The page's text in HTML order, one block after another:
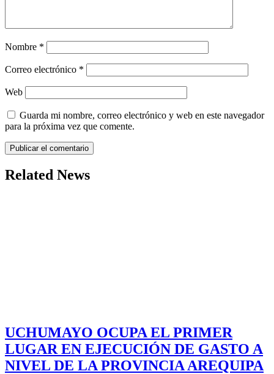
Nombre *
Correo electrónico *
Web
Guarda mi nombre, correo electrónico y web en este navegador
para la próxima vez que comente.
Related News
UCHUMAYO OCUPA EL PRIMER
LUGAR EN EJECUCIÓN DE GASTO A
NIVEL DE LA PROVINCIA AREQUIPA